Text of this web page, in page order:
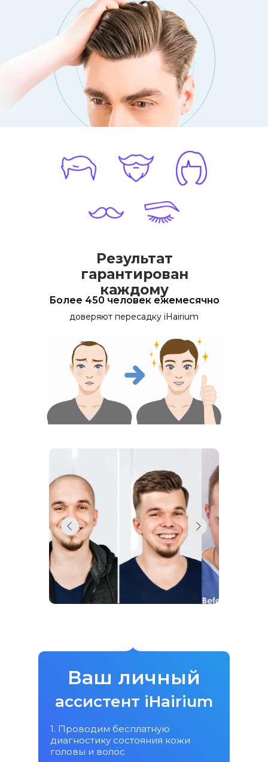
Назад
Оставить заявку
Назад
Результат
гарантирован
каждому
доверяют пересадку iHairium
Более 450 человек ежемесячно
Ваш личный
1. Проводим бесплатную
диагностику состояния кожи
головы и волос
ассистент iHairium